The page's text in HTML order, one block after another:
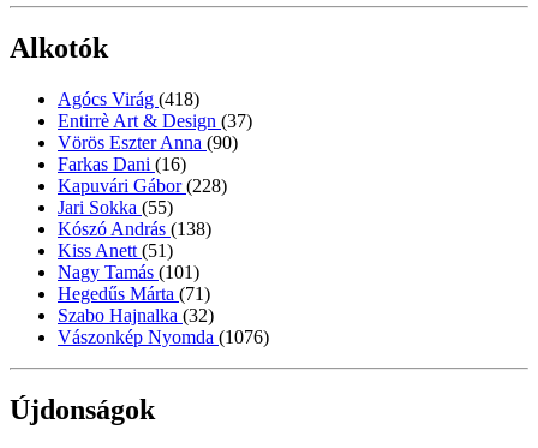
Alkotók
Agócs Virág (418)
Entirrè Art & Design (37)
Vörös Eszter Anna (90)
Farkas Dani (16)
Kapuvári Gábor(228)
Jari Sokka (55)
Kószó András (138)
Kiss Anett (51)
Nagy Tamás (101)
Hegedűs Márta (71)
Szabo Hajnalka (32)
Vászonkép Nyomda (1076)
Újdonságok